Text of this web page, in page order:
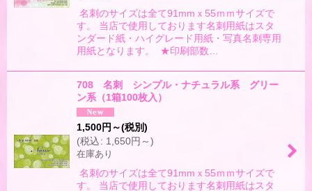
名刺のサイズは全て91mmｘ55ｍｍサイズで
す。 当店で使用しております名刺用紙はスタ
ンダード紙・ハイグレード用紙・写真名刺専用
用紙となります。 ★印刷部数…
708 名刺 シンプル・ナチュラル系 グリー
ン系（1箱100枚入）
1,500円 ～(税別)
(税込: 1,650円 ～)
在庫あり
名刺のサイズは全て91mmｘ55ｍｍサイズで
す。 当店で使用しております名刺用紙はスタ